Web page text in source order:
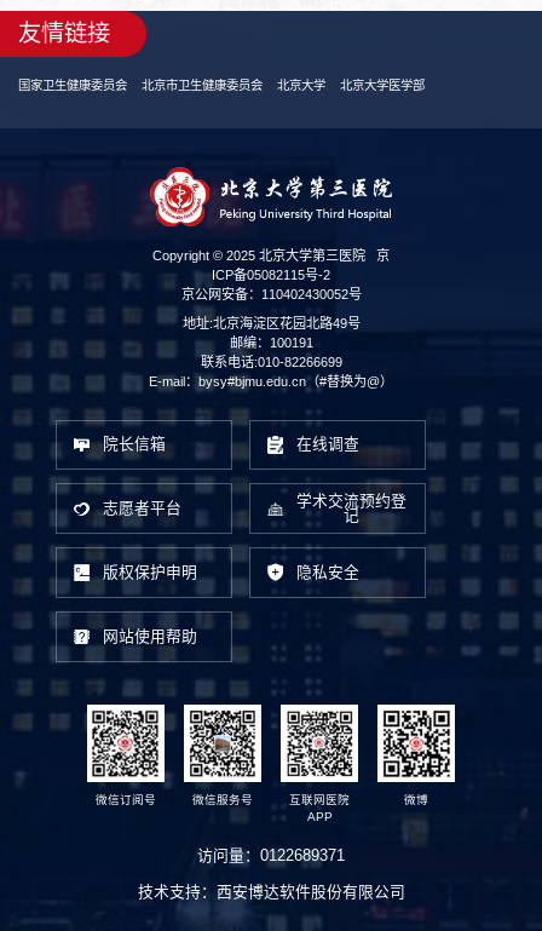
友情链接
国家卫生健康委员会 北京市卫生健康委员会 北京大学 北京大学医学部
Copyright © 2025 北京大学第三医院 京
ICP备05082115号-2
京公网安备：110402430052号
地址:北京海淀区花园北路49号
邮编：100191
联系电话:010-82266699
E-mail：bysy#bjmu.edu.cn（#替换为@）
院长信箱 在线调查
志愿者平台
学术交流预约登
记
版权保护申明 隐私安全
网站使用帮助
微信订阅号 微信服务号
互联网医院
APP
微博
访问量： 0122689371
技术支持： 西安博达软件股份有限公司